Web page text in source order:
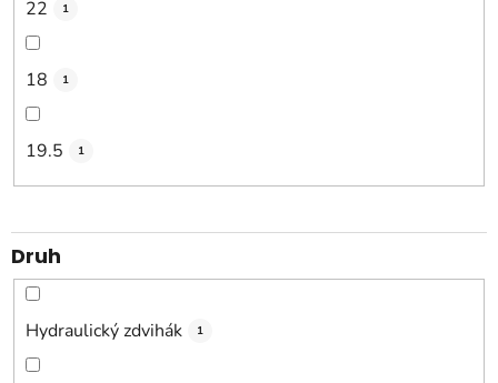
22 1
18 1
19.5 1
Druh
Hydraulický zdvihák 1